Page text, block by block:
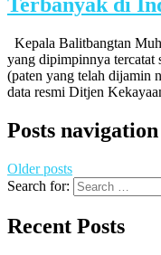
Kepala Balitbangtan
yang dipimpinnya tercatat
(paten yang telah dijamin
data resmi Ditjen
Posts navigation
Older posts
Search for:
Recent Posts